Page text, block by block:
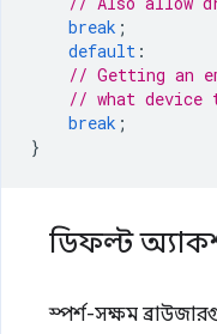
break ;
default :
// Getting an
// what device
break ;
}
ডিফল্ট
স্পর্শ-সক্ষম